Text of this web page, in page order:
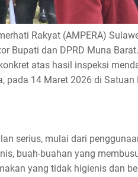
Rakyat (AMPERA)
Bupati dan DPRD Muna
atas hasil inspeksi
pada 14 Maret 2026 di Satuan
serius, mulai dari
buah-buahan yang
yang tidak higienis dan